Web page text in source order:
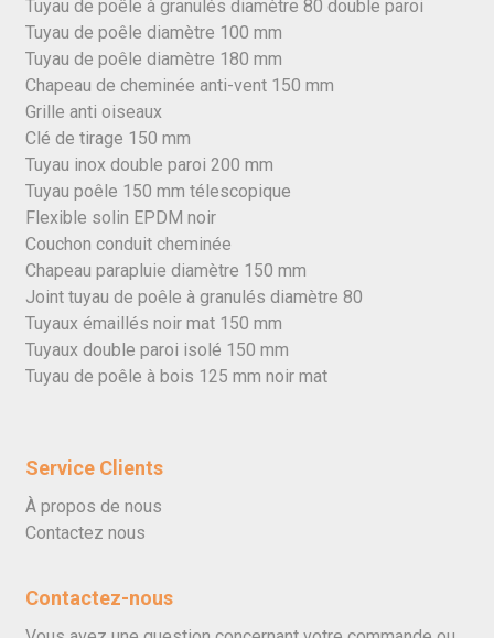
Tuyau de poêle à granulés diamètre 80 double paroi
Tuyau de poêle diamètre 100 mm
Tuyau de poêle diamètre 180 mm
Chapeau de cheminée anti-vent 150 mm
Grille anti oiseaux
Clé de tirage 150 mm
Tuyau inox double paroi 200 mm
Tuyau poêle 150 mm télescopique
Flexible solin EPDM noir
Couchon conduit cheminée
Chapeau parapluie diamètre 150 mm
Joint tuyau de poêle à granulés diamètre 80
Tuyaux émaillés noir mat 150 mm
Tuyaux double paroi isolé 150 mm
Tuyau de poêle à bois 125 mm noir mat
Service Clients
À propos de nous
Contactez nous
Contactez-nous